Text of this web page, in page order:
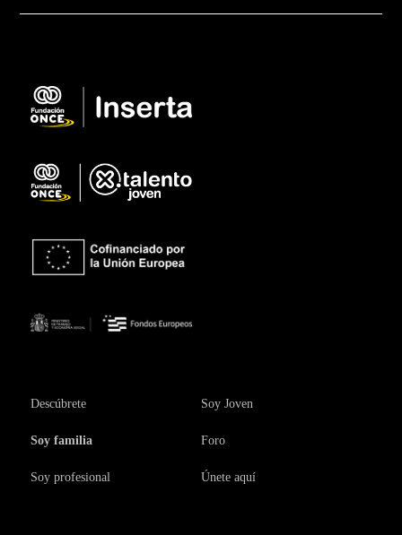
Descúbrete Soy Joven
Soy familia Foro
Soy profesional Únete aquí